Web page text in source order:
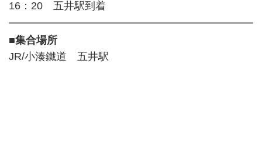
16：20 五井駅到着
■集合場所
JR/小湊鐵道 五井駅